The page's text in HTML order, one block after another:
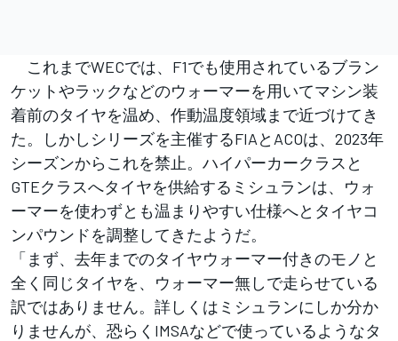
これまでWECでは、F1でも使用されているブラン
ケットやラックなどのウォーマーを用いてマシン装
着前のタイヤを温め、作動温度領域まで近づけてき
た。しかしシリーズを主催するFIAとACOは、2023年
シーズンからこれを禁止。ハイパーカークラスと
GTEクラスへタイヤを供給するミシュランは、ウォ
ーマーを使わずとも温まりやすい仕様へとタイヤコ
ンパウンドを調整してきたようだ。
「まず、去年までのタイヤウォーマー付きのモノと
全く同じタイヤを、ウォーマー無しで走らせている
訳ではありません。詳しくはミシュランにしか分か
りませんが、恐らくIMSAなどで使っているようなタ